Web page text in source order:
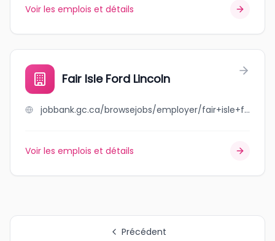
Voir les emplois et détails
Fair Isle Ford Lincoln
jobbank.gc.ca/browsejobs/employer/fair+isle+ford+lincoln/ca
Voir les emplois et détails
Précédent